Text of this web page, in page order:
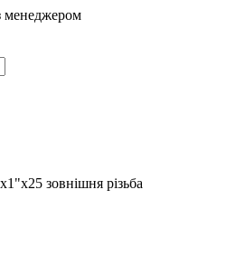
менеджером
зовнішня різьба